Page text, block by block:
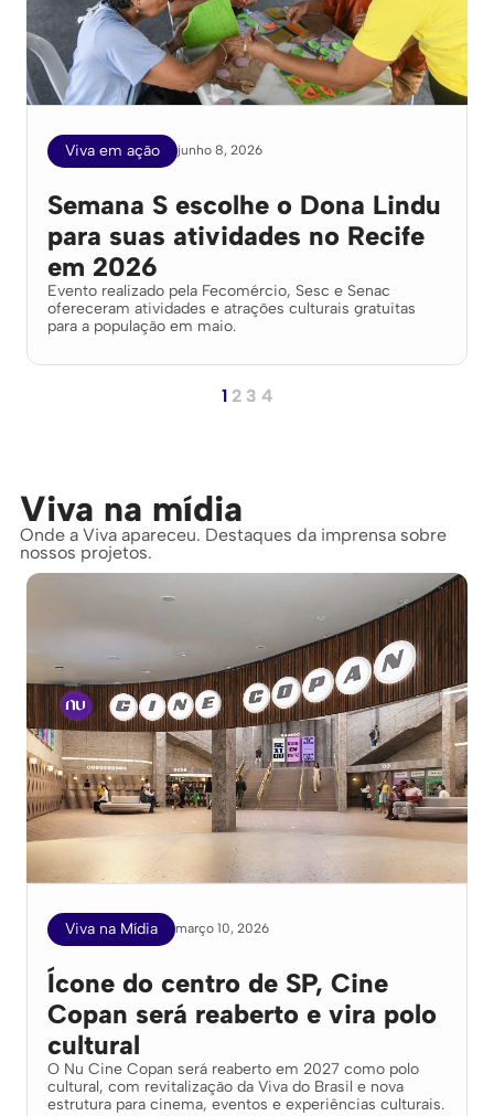
Viva em ação junho 8, 2026
Semana S escolhe o Dona Lindu
para suas atividades no Recife
em 2026
Evento realizado pela Fecomércio, Sesc e Senac
ofereceram atividades e atrações culturais gratuitas
para a população em maio.
1 2 3 4
Viva na mídia
Onde a Viva apareceu. Destaques da imprensa sobre
nossos projetos.​​
Viva na Mídia março 10, 2026
Ícone do centro de SP, Cine
Copan será reaberto e vira polo
cultural
O Nu Cine Copan será reaberto em 2027 como polo
cultural, com revitalização da Viva do Brasil e nova
estrutura para cinema, eventos e experiências culturais.